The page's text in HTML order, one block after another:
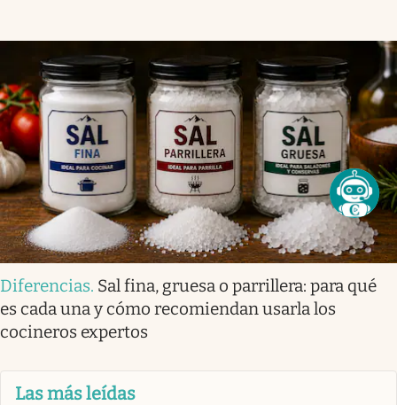
Diferencias. Sal fina, gruesa o parrillera: para qué
es cada una y cómo recomiendan usarla los
cocineros expertos
Las más leídas